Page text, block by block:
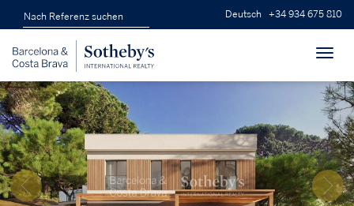
Deutsch +34 934 675 810